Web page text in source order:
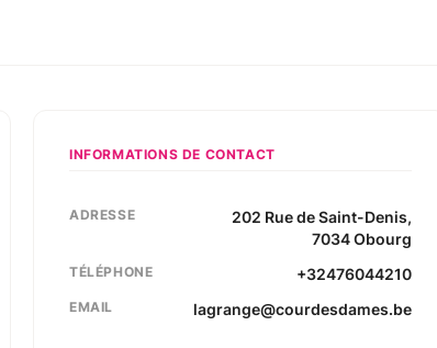
INFORMATIONS DE CONTACT
ADRESSE 202 Rue de Saint-Denis,
7034Obourg
TÉLÉPHONE +32476044210
EMAIL lagrange@courdesdames.be